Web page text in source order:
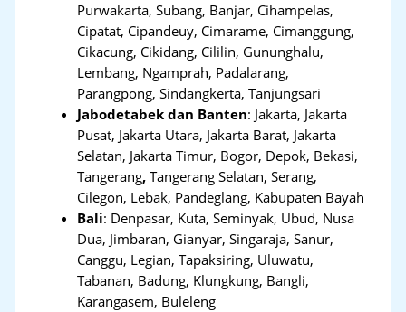
Purwakarta, Subang, Banjar, Cihampelas,
Cipatat, Cipandeuy, Cimarame, Cimanggung,
Cikacung, Cikidang, Cililin, Gununghalu,
Lembang, Ngamprah, Padalarang,
Parangpong, Sindangkerta, Tanjungsari
Jabodetabek dan Banten: Jakarta, Jakarta
Pusat, Jakarta Utara, Jakarta Barat, Jakarta
Selatan, Jakarta Timur, Bogor, Depok, Bekasi,
Tangerang,Tangerang Selatan, Serang,
Cilegon, Lebak, Pandeglang, Kabupaten Bayah
Bali: Denpasar, Kuta, Seminyak, Ubud, Nusa
Dua, Jimbaran, Gianyar, Singaraja, Sanur,
Canggu, Legian, Tapaksiring, Uluwatu,
Tabanan, Badung, Klungkung, Bangli,
Karangasem, Buleleng